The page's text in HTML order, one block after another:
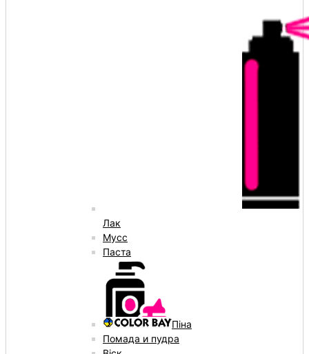
Лак
Мусс
Паста
Піна
Помада и пудра